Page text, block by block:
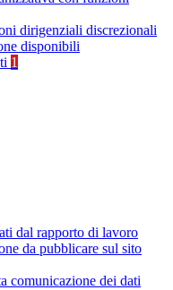
dirigenziali discrezionali
disponibili
1
dal rapporto di lavoro
da pubblicare sul sito
comunicazione dei dati